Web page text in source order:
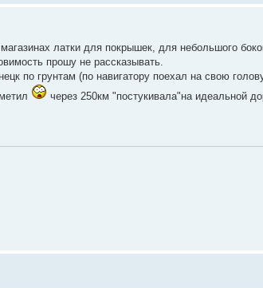
латки для покрышек, для небольшого
прошу не рассказывать.
по грунтам (по навигатору поехал на свою
через 250км "постукивала"на идеальной